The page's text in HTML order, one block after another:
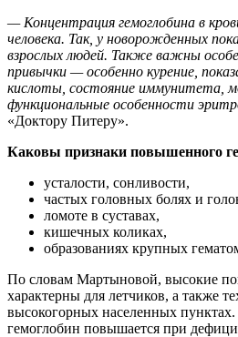
— Концентрация гемоглобина в
человека. Так, у новорожденных
взрослых людей. Также важны
привычки — особенно курение,
кислоты, состояние иммунитета,
функциональные особенности
«Доктору Питеру».
Каковы признаки повышенного
усталости, сонливости,
частых головных болях и
ломоте в суставах,
кишечных коликах,
образованиях крупных
По словам Мартыновой, высокие
характерны для летчиков, а также
высокогорных населенных пунктах.
гемоглобин повышается при